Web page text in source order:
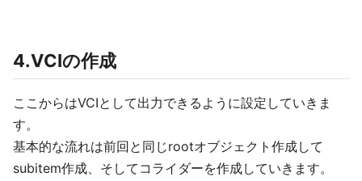
4.VCIの作成
ここからはVCIとして出力できるように設定していきま
す。
基本的な流れは前回と同じrootオブジェクト作成して
subitem作成、そしてコライダーを作成していきます。